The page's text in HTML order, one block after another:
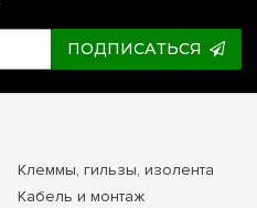
ПОДПИСАТЬСЯ
Клеммы, гильзы, изолента
Кабель и монтаж